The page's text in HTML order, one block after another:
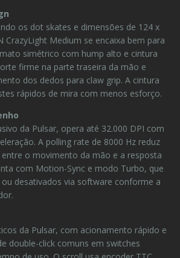
os dot skates e dimensões de 124 x
CrazyLight Medium se encaixa bem para
simétrico com hump alto e cintura
firme na parte traseira da mão e
dos dedos para claw grip. A cintura
rápidos de mira com menos esforço.
da Pulsar, opera até 32.000 DPI com
A polling rate de 8000 Hz reduz
o movimento da mão e a resposta
com Motion-Sync e modo Turbo, que
desativados via software conforme a
da Pulsar, com acionamento rápido e
double-click comuns em switches